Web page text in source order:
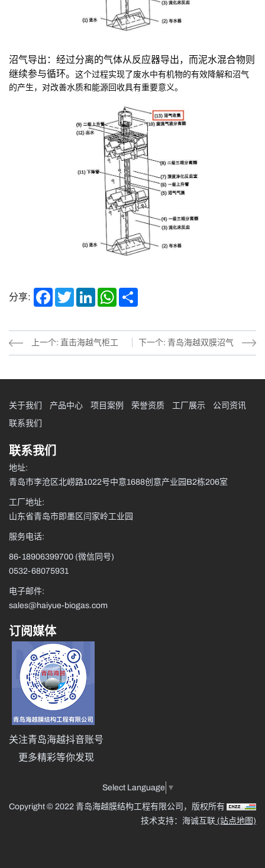
沼气导出：经过分离的气体从反应器导出，而泥水混合物则
继续参与循环。 这个过程实现了废水中有机物的有效降解和沼气
的产生，对改善水质和能源回收具有重要意义。
分享: Facebook
TwitterLinkedInWhatsApp
上一个: 直击海越气柜工
下一个: 青岛海越双膜沼气
关于我们 产品中心 项目案例 荣誉资质 工厂展示
公司资讯
联系我们
联系我们
地址:
青岛市李沧区北崂路1022号中意1688创意产业园B2栋206室
工厂地址:
山东省青岛市即墨区闫家岭工业园
服务电话:
86-18906399700(微信同号)
0532-68075931
电子邮件:
sales@haiyue-biogas.com
订阅媒体
关注青岛海越抖音账号
更多精彩等你发现
Select Language ▼
Copyright © 2022 青岛海越膜结构工程有限公司，版权所有
技术支持：海诚互联(站点地图)